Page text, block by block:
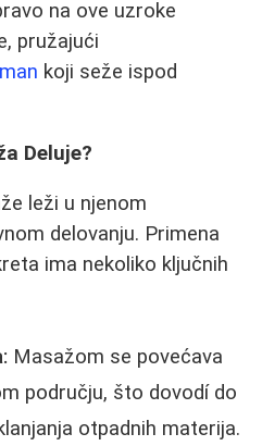
na ove uzroke
pružajući
koji seže ispod
Deluje?
leži u njenom
delovanju. Primena
ima nekoliko ključnih
Masažom se povećava
području, što dovodí do
otpadnih materija.